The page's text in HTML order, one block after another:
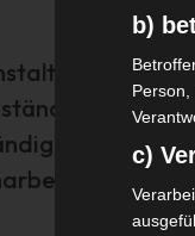
b)
c)